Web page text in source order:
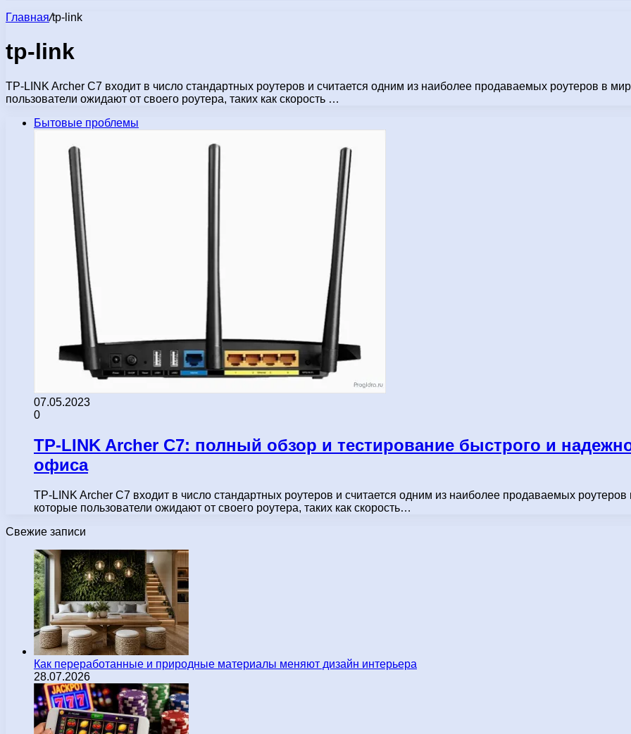
Главная/tp-link
tp-link
TP-LINK Archer C7 входит в число стандартных роутеров и считается одним из наиболее продаваемых роутеров в
пользователи ожидают от своего роутера, таких как скорость …
Бытовые проблемы
07.05.2023
0
TP-LINK Archer C7: полный обзор и тестирование быстрого и
офиса
TP-LINK Archer C7 входит в число стандартных роутеров и считается одним из наиболее продаваемых
которые пользователи ожидают от своего роутера, таких как скорость…
Свежие записи
Как переработанные и природные материалы меняют дизайн интерьера
28.07.2026